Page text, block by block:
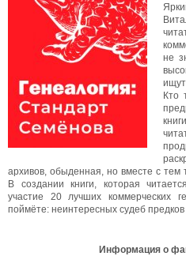
не
Кто
архивов, обыденная, но вместе с тем
В создании книги, которая
участие 20 лучших коммерческих
поймёте: неинтересных судеб
Информация о